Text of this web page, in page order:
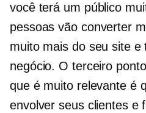
você terá um público
pessoas vão converter
muito mais do seu site e
negócio. O terceiro
que é muito relevante é
envolver seus clientes e